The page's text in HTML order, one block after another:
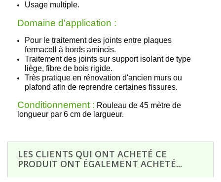
Usage multiple.
Domaine d'application :
Pour le traitement des joints entre plaques
fermacell à bords amincis.
Traitement des joints sur support isolant de type
liège, fibre de bois rigide.
Très pratique en rénovation d'ancien murs ou
plafond afin de reprendre certaines fissures.
Conditionnement : Rouleau de 45 mètre de
longueur par 6 cm de largueur.
LES CLIENTS QUI ONT ACHETÉ CE
PRODUIT ONT ÉGALEMENT ACHETÉ...